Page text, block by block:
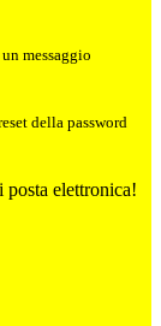
messaggio
della password
elettronica!